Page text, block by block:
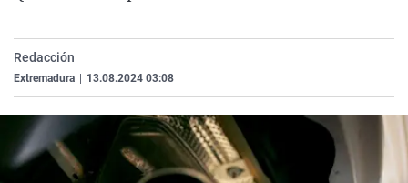
Operación Viuda
Navarra
País Vasco
Redacción
Extremadura 13.08.2024 03:08